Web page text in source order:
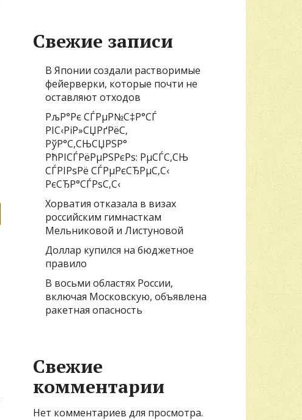
Свежие записи
В Японии создали растворимые
фейерверки, которые почти не
оставляют отходов
РљР°Рє СЃРµР№С‡Р°СЃ
РІС‹РіР»СЏРґРёС‚
РўР°С‚СЊСЏРЅР°
РћРІСЃРёРµРЅРєРѕ: РµСЃС‚СЊ
СЃРІРѕРё СЃРµРєСЂРµС‚С‹
РєСЂР°СЃРѕС‚С‹
Хорватия отказала в визах
российским гимнасткам
Мельниковой и Листуновой
Доллар купился на бюджетное
правило
В восьми областях России,
включая Московскую, объявлена
ракетная опасность
Свежие
комментарии
Нет комментариев для просмотра.